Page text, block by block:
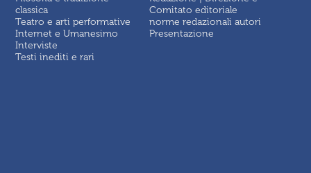
classica
Teatro e arti performative
Internet e Umanesimo
Interviste
Testi inediti e rari
Comitato editoriale
norme redazionali autori
Presentazione